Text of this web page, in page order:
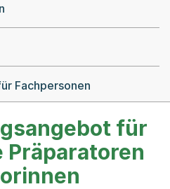
Fachpersonen
für
Präparatoren